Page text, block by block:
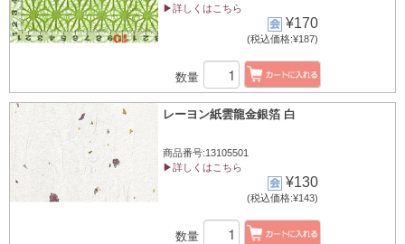
▶詳しくはこちら
¥170
(税込価格:¥187)
数量
レーヨン紙雲龍金銀箔 白
商品番号:13105501
▶詳しくはこちら
¥130
(税込価格:¥143)
数量